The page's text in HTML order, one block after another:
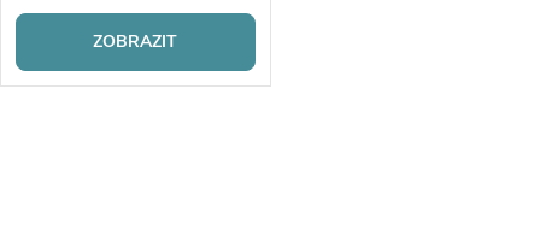
ZOBRAZIT